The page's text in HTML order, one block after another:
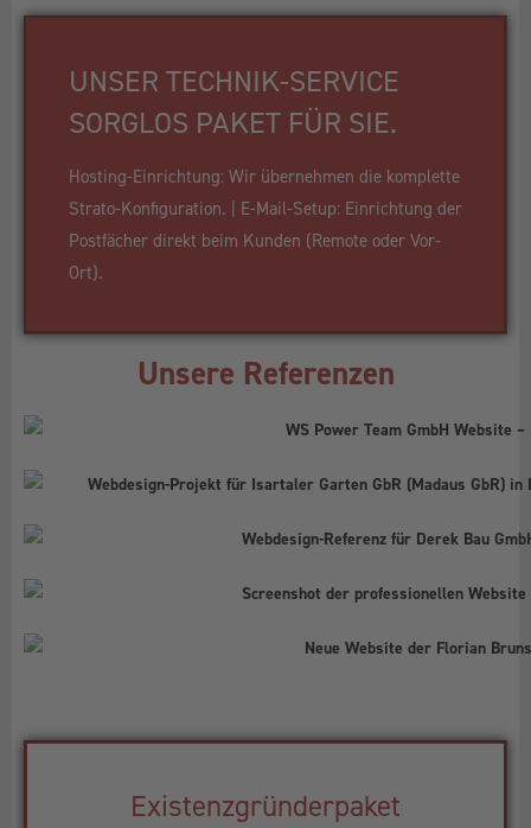
UNSER TECHNIK-SERVICE
SORGLOS PAKET FÜR SIE.
Hosting-Einrichtung: Wir übernehmen die komplette
Strato-Konfiguration. | E-Mail-Setup: Einrichtung der
Postfächer direkt beim Kunden (Remote oder Vor-
Ort).
Unsere Referenzen
Existenzgründerpaket